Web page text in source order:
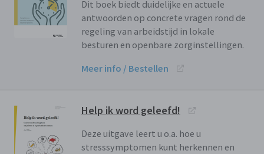
Dit boek biedt duidelijke en actuele
antwoorden op concrete vragen rond de
regeling van arbeidstijd in lokale
besturen en openbare zorginstellingen.
Meer info / Bestellen
Help ik word geleefd!
Deze uitgave leert u o.a. hoe u
stresssymptomen kunt herkennen en